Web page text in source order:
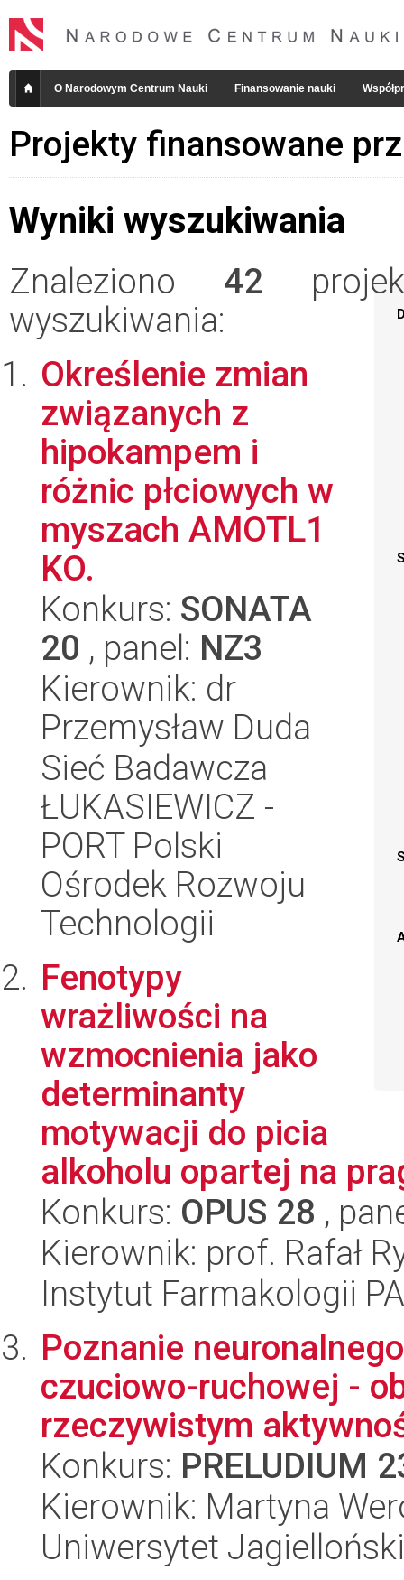
O Narodowym Centrum Nauki Finansowanie nauki
Projekty finansowane
Wyniki wyszukiwania
Znaleziono 42
wyszukiwania:
Określenie zmian
związanych z
hipokampem i
różnic płciowych w
myszach AMOTL1
KO.
Konkurs: SONATA
20 , panel: NZ3
Kierownik: dr
Przemysław Duda
Sieć Badawcza
ŁUKASIEWICZ -
PORT Polski
Ośrodek Rozwoju
Technologii
Fenotypy
wrażliwości na
wzmocnienia jako
determinanty
motywacji do picia
alkoholu opartej na
Konkurs: OPUS 28 ,
Kierownik: prof. Rafał
Instytut Farmakologii
Poznanie
czuciowo-ruchowej -
rzeczywistym
Konkurs: PRELUDIUM
Kierownik: Martyna
Uniwersytet Jagielloński